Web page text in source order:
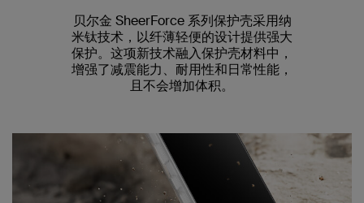
贝尔金 SheerForce 系列保护壳采用纳
米钛技术，以纤薄轻便的设计提供强大
保护。这项新技术融入保护壳材料中，
增强了减震能力、耐用性和日常性能，
且不会增加体积。